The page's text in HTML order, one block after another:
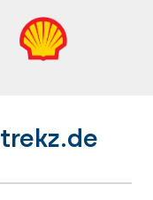
trekz.de